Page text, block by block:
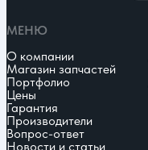
МЕНЮ
О компании
Магазин запчастей
Портфолио
Цены
Гарантия
Производители
Вопрос-ответ
Новости и статьи